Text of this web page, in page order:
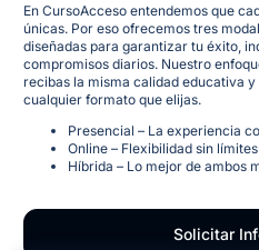
En CursoAcceso entendemos que
únicas. Por eso ofrecemos tres
diseñadas para garantizar tu éxito,
compromisos diarios. Nuestro
recibas la misma calidad educativa
cualquier formato que elijas.
Presencial – La experiencia
Online – Flexibilidad sin límites
Híbrida – Lo mejor de ambos
Solicitar